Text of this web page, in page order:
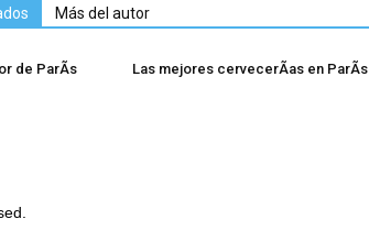
Más del autor
de ParÃ­s Las mejores cervecerÃ­as en ParÃ­s